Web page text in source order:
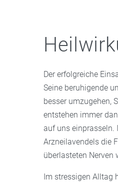
Der erfolgreiche
Seine beruhigende
besser umzugehen,
entstehen immer
auf uns einprasseln.
Arzneilavendels die
überlasteten Nerven
Im stressigen Alltag